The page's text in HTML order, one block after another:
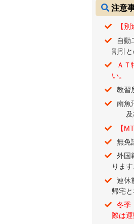
注意
【
自動
割引
ＡＴ
い。
教習
南魚
及び
【
無免
外国
ります
連休
帰宅
冬季
際は